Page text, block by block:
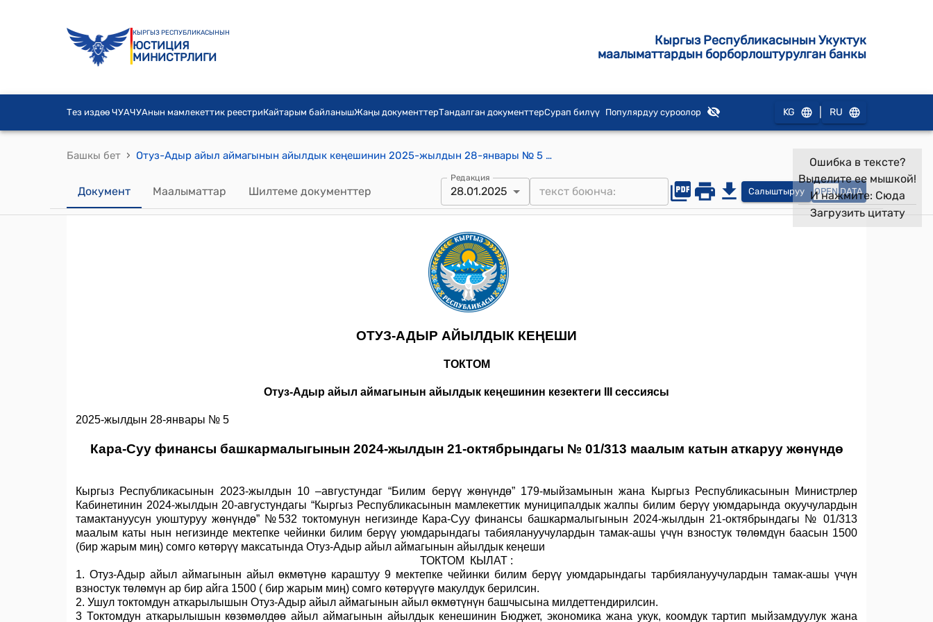
КЫРГЫЗ РЕСПУБЛИКАСЫНЫН
ЮСТИЦИЯ
МИНИСТРЛИГИ
Кыргыз Республикасынын Укуктук
маалыматтардын борборлоштурулган банкы
Тез издөө ЧУАЧУАнын мамлекеттик реестриКайтарым байланышЖаңы документтерТандалган документтерСурап билүү Популярдуу суроолор KG RU
Башкы бет › Отуз-Адыр айыл аймагынын айылдык кеңешинин 2025-жылдын 28-январы № 5 Кара-Суу финансы башкармалыгынын 2024-жылдын 21-октябрындагы № 01/313 маалым катын аткаруу жɵнүндɵ токтому
Документ Маалыматтар Шилтеме документтер
Редакция
28.01.2025 Салыштыруу OPEN DATA
Ошибка в тексте?
Выделите ее мышкой!
И нажмите: Сюда
Загрузить цитату